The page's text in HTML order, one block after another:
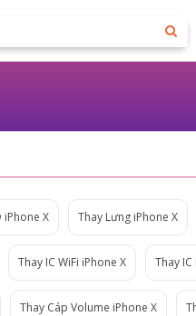
iPhone X Thay Lưng iPhone X
Thay IC WiFi iPhone X Thay
Thay Cáp Volume iPhone X